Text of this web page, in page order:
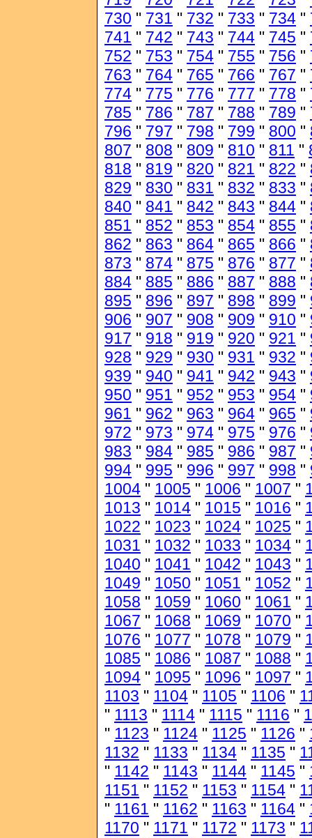
730 " 731 " 732 " 733 " 734 "
741 " 742 " 743 " 744 " 745 "
752 " 753 " 754 " 755 " 756 "
763 " 764 " 765 " 766 " 767 "
774 " 775 " 776 " 777 " 778 "
785 " 786 " 787 " 788 " 789 "
796 " 797 " 798 " 799 " 800 "
807 " 808 " 809 " 810 " 811 "
818 " 819 " 820 " 821 " 822 "
829 " 830 " 831 " 832 " 833 "
840 " 841 " 842 " 843 " 844 "
851 " 852 " 853 " 854 " 855 "
862 " 863 " 864 " 865 " 866 "
873 " 874 " 875 " 876 " 877 "
884 " 885 " 886 " 887 " 888 "
895 " 896 " 897 " 898 " 899 "
906 " 907 " 908 " 909 " 910 "
917 " 918 " 919 " 920 " 921 "
928 " 929 " 930 " 931 " 932 "
939 " 940 " 941 " 942 " 943 "
950 " 951 " 952 " 953 " 954 "
961 " 962 " 963 " 964 " 965 "
972 " 973 " 974 " 975 " 976 "
983 " 984 " 985 " 986 " 987 "
994 " 995 " 996 " 997 " 998 "
1004 " 1005 " 1006 " 1007 "
1013 " 1014 " 1015 " 1016 "
1022 " 1023 " 1024 " 1025 "
1031 " 1032 " 1033 " 1034 "
1040 " 1041 " 1042 " 1043 "
1049 " 1050 " 1051 " 1052 "
1058 " 1059 " 1060 " 1061 "
1067 " 1068 " 1069 " 1070 "
1076 " 1077 " 1078 " 1079 "
1085 " 1086 " 1087 " 1088 "
1094 " 1095 " 1096 " 1097 "
1103 " 1104 " 1105 " 1106 "
" 1113 " 1114 " 1115 " 1116 "
" 1123 " 1124 " 1125 " 1126 "
1132 " 1133 " 1134 " 1135 "
" 1142 " 1143 " 1144 " 1145 "
1151 " 1152 " 1153 " 1154 "
" 1161 " 1162 " 1163 " 1164 "
1170 " 1171 " 1172 " 1173 "